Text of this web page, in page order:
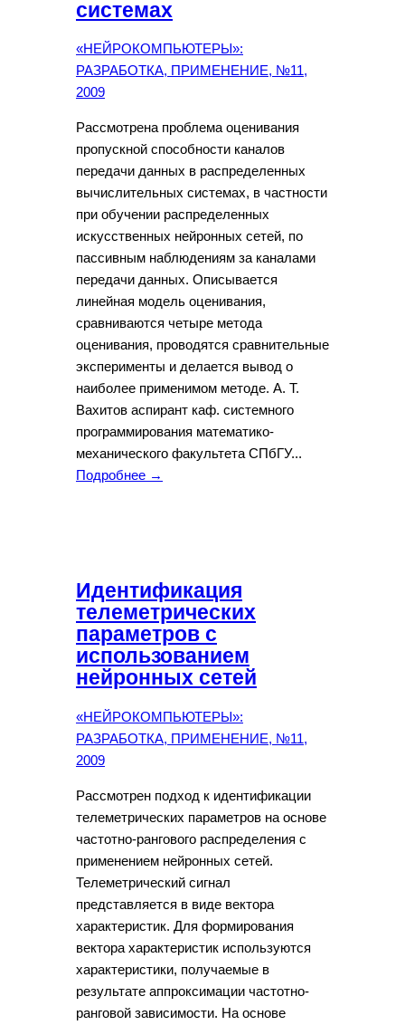
системах
«НЕЙРОКОМПЬЮТЕРЫ»:
РАЗРАБОТКА, ПРИМЕНЕНИЕ, №11,
2009
Рассмотрена проблема оценивания
пропускной способности каналов
передачи данных в распределенных
вычислительных системах, в частности
при обучении распределенных
искусственных нейронных сетей, по
пассивным наблюдениям за каналами
передачи данных. Описывается
линейная модель оценивания,
сравниваются четыре метода
оценивания, проводятся сравнительные
эксперименты и делается вывод о
наиболее применимом методе. А. Т.
Вахитов аспирант каф. системного
программирования математико-
механического факультета СПбГУ...
Подробнее →
Идентификация
телеметрических
параметров с
использованием
нейронных сетей
«НЕЙРОКОМПЬЮТЕРЫ»:
РАЗРАБОТКА, ПРИМЕНЕНИЕ, №11,
2009
Рассмотрен подход к идентификации
телеметрических параметров на основе
частотно-рангового распределения с
применением нейронных сетей.
Телеметрический сигнал
представляется в виде вектора
характеристик. Для формирования
вектора характеристик используются
характеристики, получаемые в
результате аппроксимации частотно-
ранговой зависимости. На основе